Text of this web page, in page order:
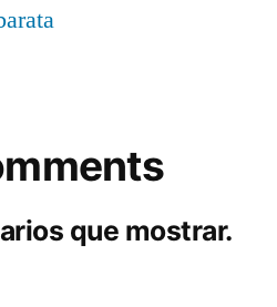
que mostrar.